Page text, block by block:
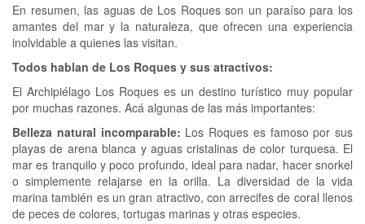
En resumen, las aguas de Los Roques son un paraíso para los
amantes del mar y la naturaleza, que ofrecen una experiencia
inolvidable a quienes las visitan.
Todos hablan de Los Roques y sus atractivos:
El Archipiélago Los Roques es un destino turístico muy popular
por muchas razones. Acá algunas de las más importantes:
Belleza natural incomparable: Los Roques es famoso por sus
playas de arena blanca y aguas cristalinas de color turquesa. El
mar es tranquilo y poco profundo, ideal para nadar, hacer snorkel
o simplemente relajarse en la orilla. La diversidad de la vida
marina también es un gran atractivo, con arrecifes de coral llenos
de peces de colores, tortugas marinas y otras especies.